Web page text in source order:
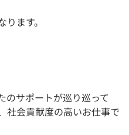
ます。
のサポートが巡り巡って
社会貢献度の高いお仕事で